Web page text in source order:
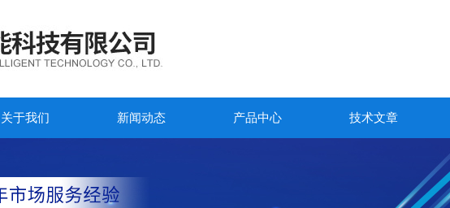
关于我们 新闻动态 产品中心 技术文章